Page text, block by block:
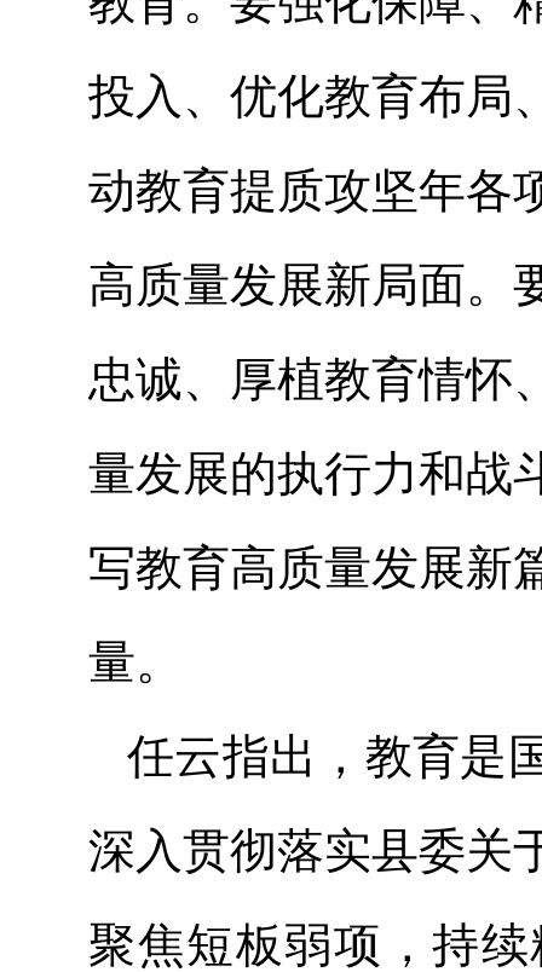
投入、优化教育布局
动教育提质攻坚年各
高质量发展新局面。
忠诚、厚植教育情怀
量发展的执行力和战
写教育高质量发展新
量。
任云指出，教育是
深入贯彻落实县委关
聚焦短板弱项，持